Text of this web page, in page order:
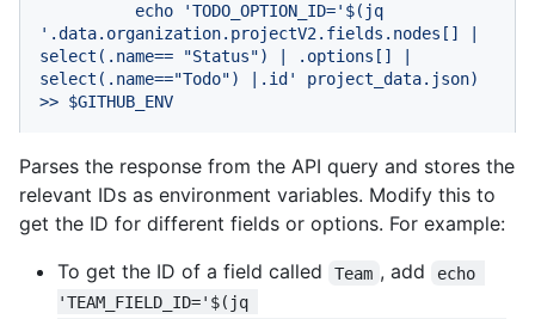
echo
'TODO_OPTION_ID=' $(jq
'.data.organization.projectV2.fields.nodes[] |
select(.name== "Status") | .options[] |
select(.name=="Todo") |.id'
project_data.json)
>> $GITHUB_ENV
Parses the response from the API query and stores the
relevant IDs as environment variables. Modify this to
get the ID for different fields or options. For example:
To get the ID of a field called
Team , add
echo
'TEAM_FIELD_ID='$(jq